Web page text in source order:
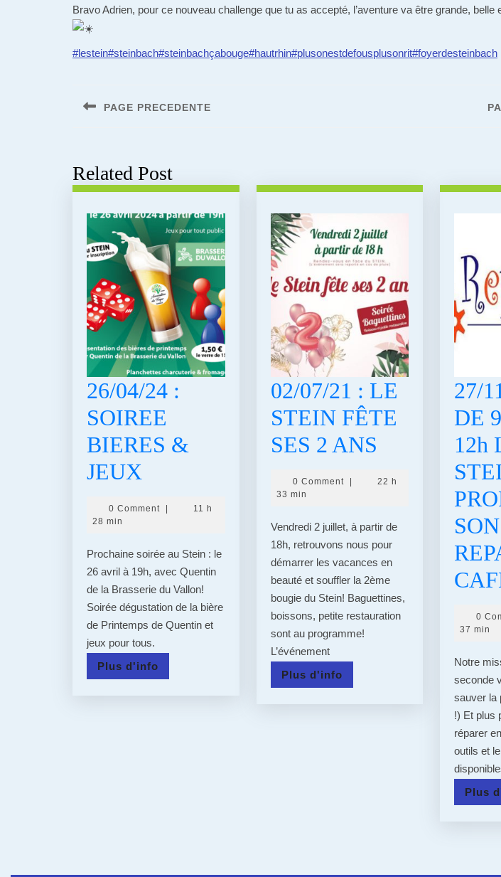
Bravo Adrien, pour ce nouveau challenge que tu as accepté, l’aventure va être grande, belle
#lestein#steinbach#steinbachçabouge#hautrhin#plusonestdefousplusonrit#foyerdesteinbach
de
PAGE PRECEDENTE
Related Post
26/04/24 :
SOIREE
BIERES &
JEUX
BIERES
&
JEUX
0 Comment
11 h
28 min
Prochaine soirée au Stein : le
26 avril à 19h, avec Quentin
de la Brasserie du Vallon!
Soirée dégustation de la bière
de Printemps de Quentin et
jeux pour tous.
Plus d'info
d'info
02/07/21 : LE
STEIN FÊTE
SES 2 ANS 02/07/21
STEIN
FÊTE
SES
2
0 Comment
22 h
33 min
Vendredi 2 juillet, à partir de
18h, retrouvons nous pour
démarrer les vacances en
beauté et souffler la 2ème
bougie du Stein! Baguettines,
boissons, petite restauration
sont au programme!
L’événement
Plus d'infoPlus
d'info
27/
DE
12h
0
37 min
Notre
seconde
sauver la
!) Et plus
réparer
outils et
Plus